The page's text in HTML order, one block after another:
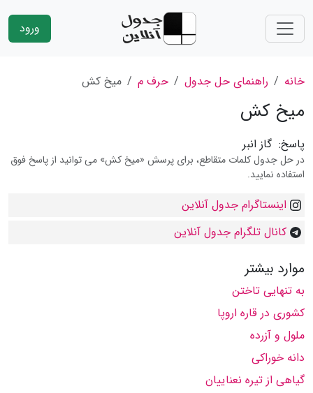
ورود
خانه راهنمای حل جدول حرف م میخ کش
میخ کش
پاسخ: گاز انبر
در حل جدول کلمات متقاطع، برای پرسش «میخ کش» می توانید از پاسخ فوق
استفاده نمایید.
اینستاگرام جدول آنلاین
کانال تلگرام جدول آنلاین
موارد بیشتر
به تنهایی تاختن
کشوری در قاره اروپا
ملول و آزرده
دانه خوراکی
گیاهی از تیره نعناییان